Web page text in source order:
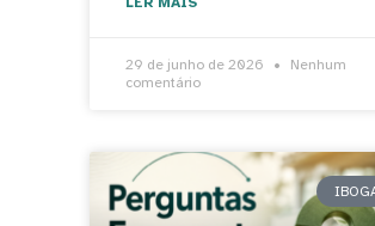
29 de junho de 2026
Nenhum
comentário